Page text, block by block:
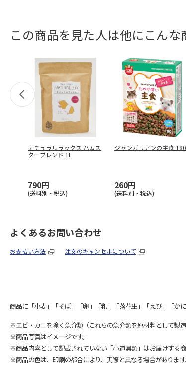
この商品を見た人は他にこんな
ナチュラルラックス ハムス
ターブレンド 1L
790円
(送料別・税込)
ジャンガリアンの主食
260円
(送料別・税込)
よくあるお問い合わせ
お支払い方法 注文のキャンセルについて
商品に「小麦」「そば」「卵」「乳」「落花生」「えび」「か
※エビ・カニを除く魚介類（これらの魚介類を原材料として製
※商品写真はイメージです。
※商品内容として記載されていない「小道具類」はお届けする商
※商品の色は、印刷の都合により、実際と異なる場合があります